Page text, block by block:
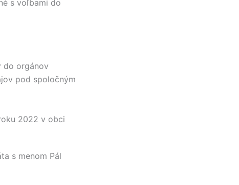
s voľbami do
do orgánov
pod spoločným
2022 v obci
s menom Pál